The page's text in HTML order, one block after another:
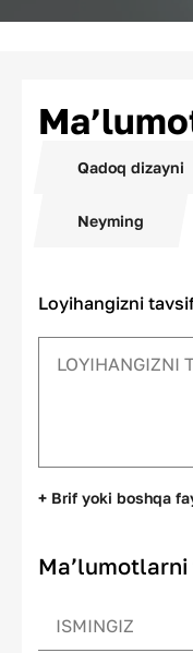
Qadoq dizayni
Neyming
Loyihangizni
+ Brif yoki boshqa
Ma’lumotlarni